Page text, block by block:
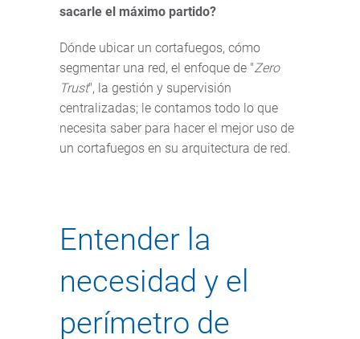
sacarle el máximo partido?
Dónde ubicar un cortafuegos, cómo
segmentar una red, el enfoque de "Zero
Trust", la gestión y supervisión
centralizadas; le contamos todo lo que
necesita saber para hacer el mejor uso de
un cortafuegos en su arquitectura de red.
Entender la
necesidad y el
perímetro de